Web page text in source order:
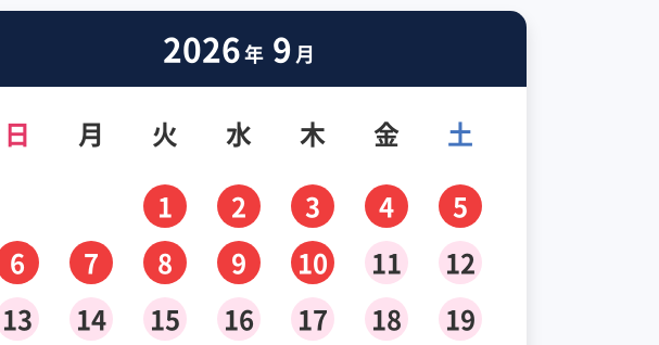
2026年 9月
日 月 火 水 木 金
土
1
2 3 4
5
6
7 8 9 10 11
12
13
14 15 16 17 18
19